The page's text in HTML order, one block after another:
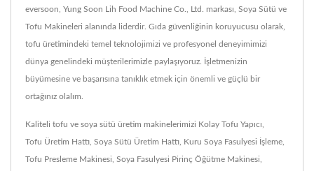
eversoon, Yung Soon Lih Food Machine Co., Ltd. markası, Soya Sütü ve
Tofu Makineleri alanında liderdir. Gıda güvenliğinin koruyucusu olarak,
tofu üretimindeki temel teknolojimizi ve profesyonel deneyimimizi
dünya genelindeki müşterilerimizle paylaşıyoruz. İşletmenizin
büyümesine ve başarısına tanıklık etmek için önemli ve güçlü bir
ortağınız olalım.
Kaliteli tofu ve soya sütü üretim makinelerimizi Kolay Tofu Yapıcı
Tofu Üretim Hattı Soya Sütü Üretim Hattı Kuru Soya Fasulyesi İşleme
Tofu Presleme Makinesi Soya Fasulyesi Pirinç Öğütme Makinesi